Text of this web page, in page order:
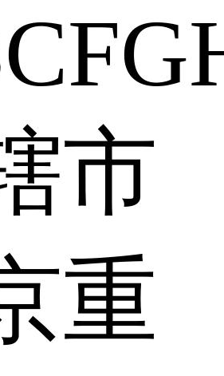
CFG
市
重